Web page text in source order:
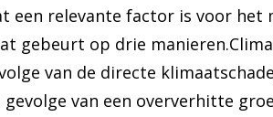
een relevante factor is voor
gebeurt op drie
van de directe
van een oververhitte